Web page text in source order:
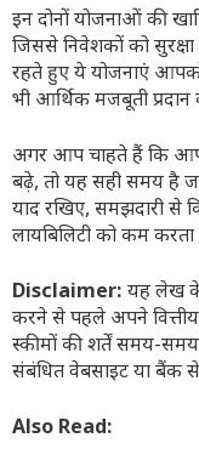
इन दोनों योजनाओं की
जिससे निवेशकों को सुरक्षा
रहते हुए ये योजनाएं
भी आर्थिक मजबूती प्रदान
अगर आप चाहते हैं कि
बढ़े, तो यह सही समय है
याद रखिए, समझदारी
लायबिलिटी को कम करता
Disclaimer: यह लेख
करने से पहले अपने
स्कीमों की शर्तें समय-
संबंधित वेबसाइट या बैंक से
Also Read: